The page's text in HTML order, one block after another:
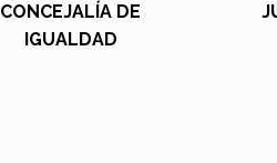
CONCEJALÍA DE
IGUALDAD